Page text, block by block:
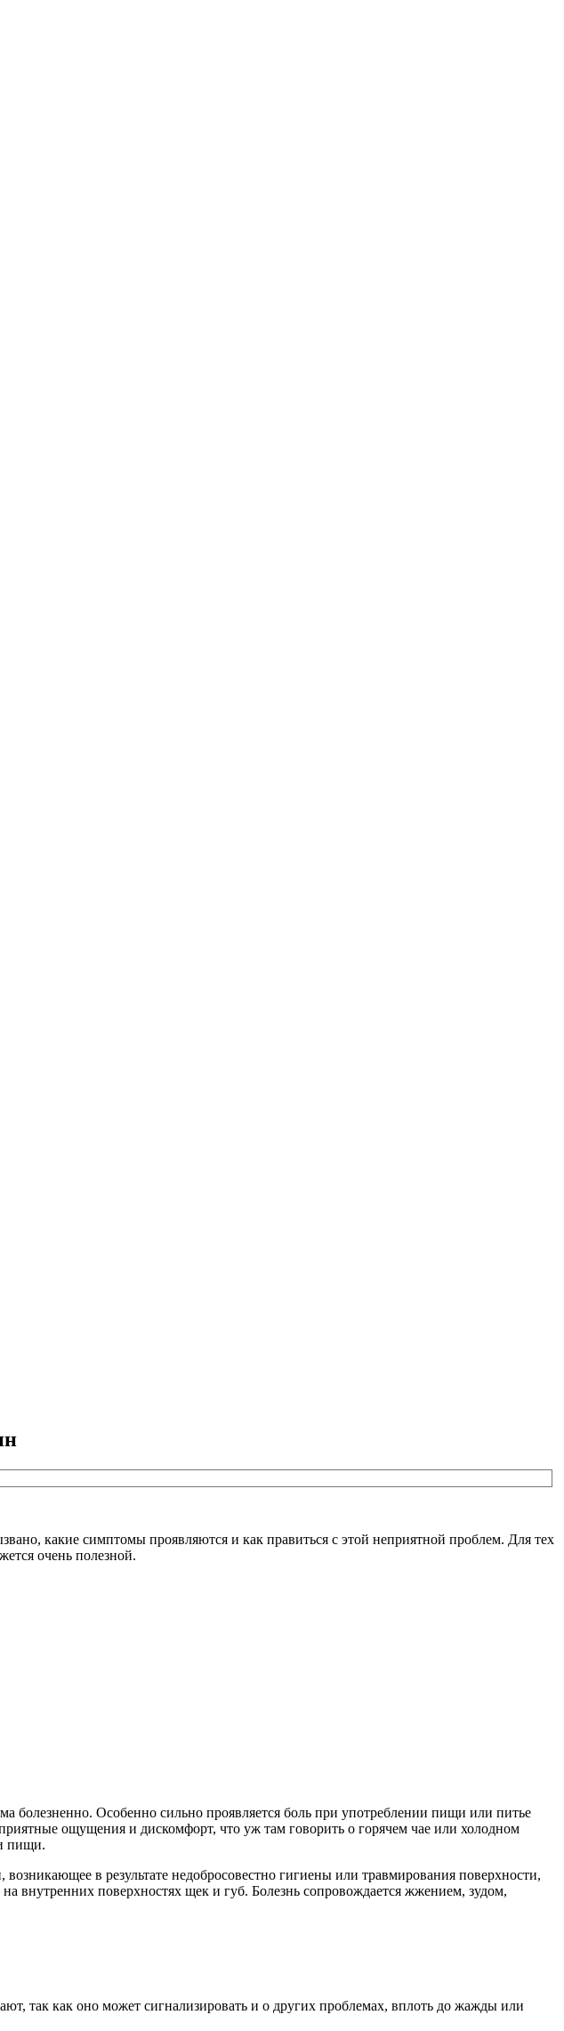
какие симптомы проявляются и как правиться с этой неприятной проблем. Для тех
очень полезной.
болезненно. Особенно сильно проявляется боль при употреблении пищи или питье
ощущения и дискомфорт, что уж там говорить о горячем чае или холодном
пищи.
в результате недобросовестно гигиены или травмирования поверхности,
внутренних поверхностях щек и губ. Болезнь сопровождается жжением, зудом,
так как оно может сигнализировать и о других проблемах, вплоть до жажды или